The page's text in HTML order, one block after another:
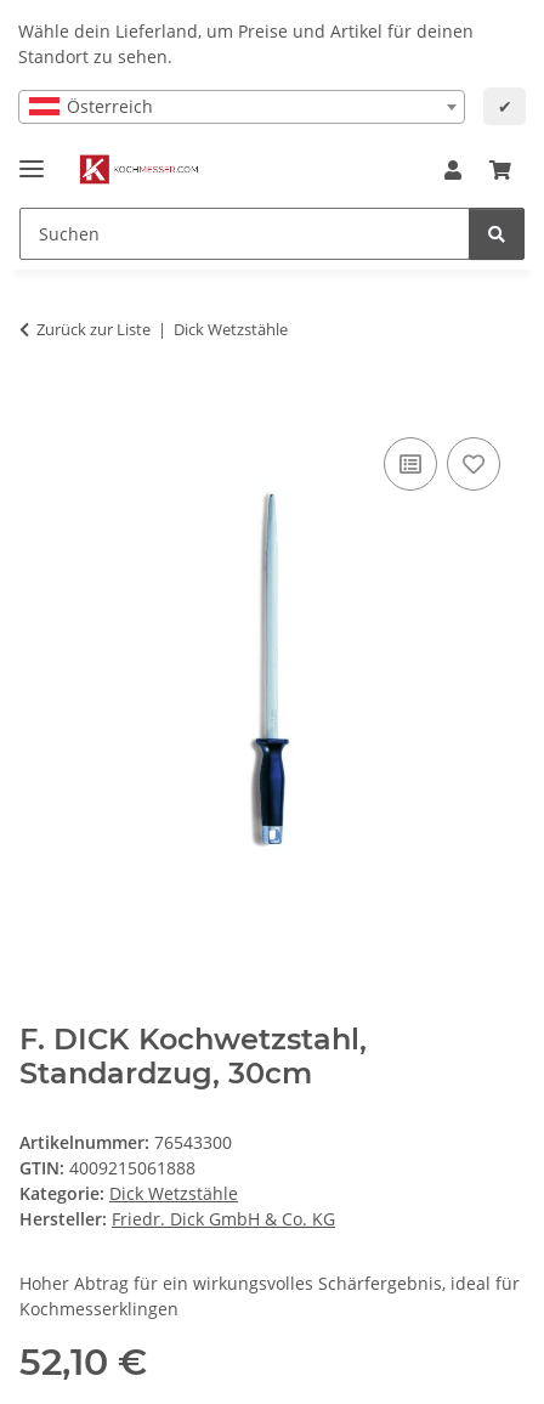
Wähle dein Lieferland, um Preise und Artikel für deinen
Standort zu sehen.
Österreich ✔
Zurück zur Liste Dick Wetzstähle
F. DICK Kochwetzstahl,
Standardzug, 30cm
Artikelnummer: 76543300
GTIN: 4009215061888
Kategorie: Dick Wetzstähle
Hersteller: Friedr. Dick GmbH & Co. KG
Hoher Abtrag für ein wirkungsvolles Schärfergebnis, ideal für
Kochmesserklingen
52,10 €